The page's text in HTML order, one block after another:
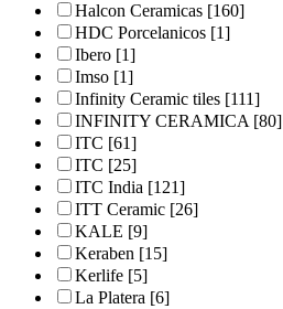
Halcon Ceramicas [160]
HDC Porcelanicos [1]
Ibero [1]
Imso [1]
Infinity Ceramic tiles [111]
INFINITY CERAMICA[80]
ITC [61]
ITC [25]
ITC India [121]
ITT Ceramic [26]
KALE [9]
Keraben [15]
Kerlife [5]
La Platera [6]